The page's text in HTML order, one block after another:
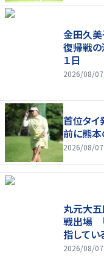
金田久
復帰戦
１日
2026/08/07
首位タイ
前に熊
2026/08/
丸元大五
戦出場
指してい
2026/08/